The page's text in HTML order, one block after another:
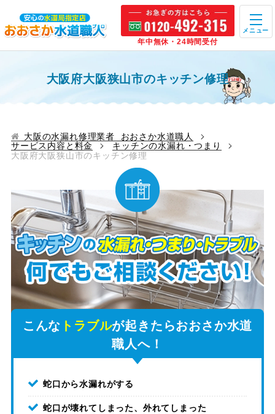
年中無休・24時間受付
メニュー
大阪府大阪狭山市のキッチン修理
大阪の水漏れ修理業者 おおさか水道職人
サービス内容と料金
キッチンの水漏れ・つまり
大阪府大阪狭山市のキッチン修理
こんな トラブルが起きたらおおさか水道
職人へ！
蛇口から水漏れがする
蛇口が壊れてしまった、外れてしまった